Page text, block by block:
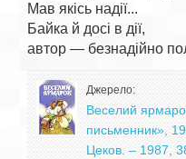
Мав якісь надії...
Байка й досі в дії,
Джерело:
Веселий
письменник»,
Цеков. – 1987,